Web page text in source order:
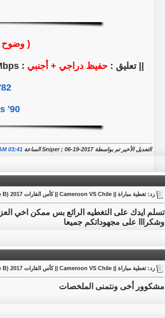
( وضوح 4 ميجا - HD 720p )
|| تعليق : حفيظ دراجي + أجنبي : TVP SPORT HD :: MKV :: 1280 x 720 :: 4 Mbps ||
82' Arturo Vidal
90' Eduardo Vargas
التعديل الأخير تم بواسطة Sniper ; 06-19-2017 الساعة 03:41 AM
رد: تغطية مباراة || Cameroon VS Chile || كأس القارات 2017 (Group B)
وشكرااا على مجهوداتكم جميعا
رد: تغطية مباراة || Cameroon VS Chile || كأس القارات 2017 (Group B)
مشكوور أخى ونتمنى الملخصات